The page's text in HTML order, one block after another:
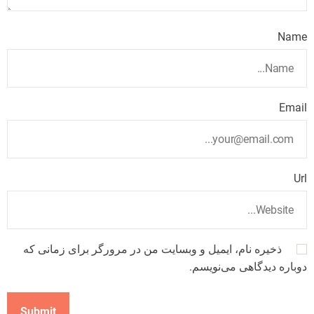
Name
Email
Url
ذخیره نام، ایمیل و وبسایت من در مرورگر برای زمانی که
دوباره دیدگاهی می‌نویسم.